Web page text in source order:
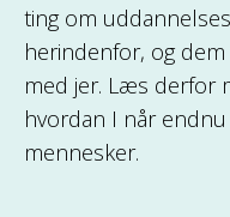
ting om
herindenfor, og
med jer. Læs derfor
hvordan I når
mennesker.